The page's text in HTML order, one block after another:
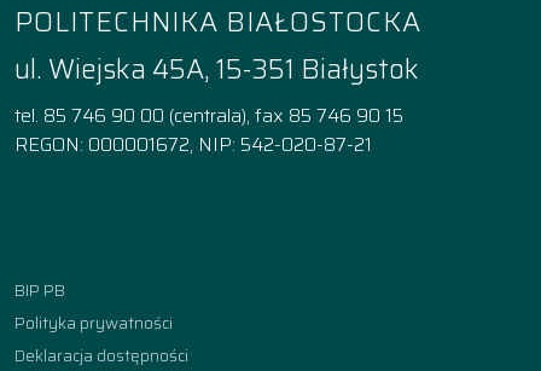
POLITECHNIKA BIAŁOSTOCKA
ul. Wiejska 45A, 15-351 Białystok
tel. 85 746 90 00 (centrala), fax 85 746 90 15
REGON: 000001672, NIP: 542-020-87-21
BIP PB
Polityka prywatności
Deklaracja dostępności